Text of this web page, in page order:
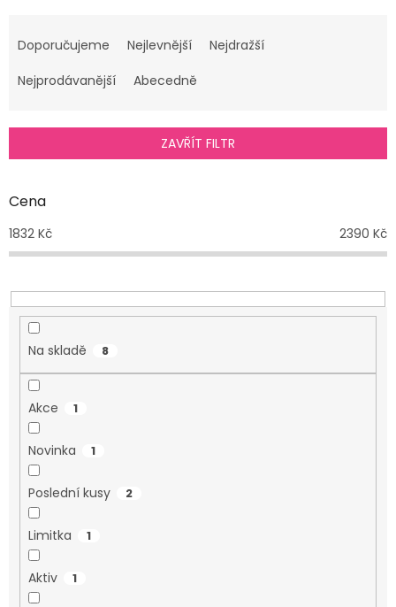
a
e
í
r
d
k
t
Doporučujeme Nejlevnější
Nejdražší
Nejprodávanější
Abecedně
ZAVŘÍT FILTR
Cena
1832 Kč 2390 Kč
Na skladě 8
Akce 1
Novinka 1
Poslední kusy 2
Limitka 1
Aktiv 1